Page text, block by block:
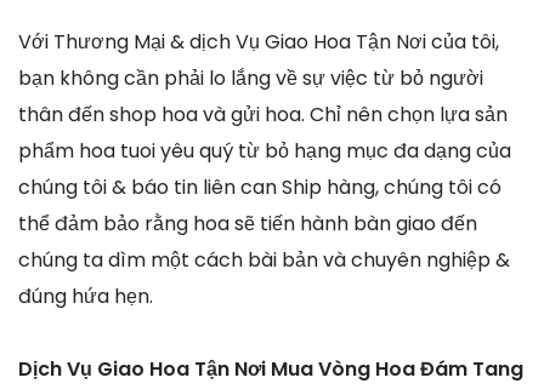
Với Thương Mại & dịch Vụ Giao Hoa Tận Nơi của tôi,
bạn không cần phải lo lắng về sự việc từ bỏ người
thân đến shop hoa và gửi hoa. Chỉ nên chọn lựa sản
phẩm hoa tuoi yêu quý từ bỏ hạng mục đa dạng của
chúng tôi & báo tin liên can Ship hàng, chúng tôi có
thể đảm bảo rằng hoa sẽ tiến hành bàn giao đến
chúng ta dìm một cách bài bản và chuyên nghiệp &
đúng hứa hẹn.
Dịch Vụ Giao Hoa Tận Nơi Mua Vòng Hoa Đám Tang